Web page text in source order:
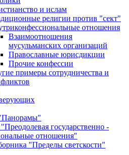
и ислам
религии против "сект"
отношения
Взаимоотношения
мусульманских организаций
Православные юрисдикции
Прочие конфессии
примеры сотрудничества и
государственно -
отношения"
"Пределы светскости"